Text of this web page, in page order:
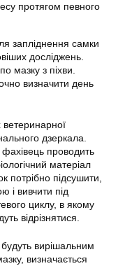
протягом певного
запліднення самки
досліджень.
мазку з піхви.
визначити день
ветеринарної
дзеркала.
проводить
матеріал
підсушити,
і вивчити під
циклу, в якому
відрізнятися.
вирішальним
визначається